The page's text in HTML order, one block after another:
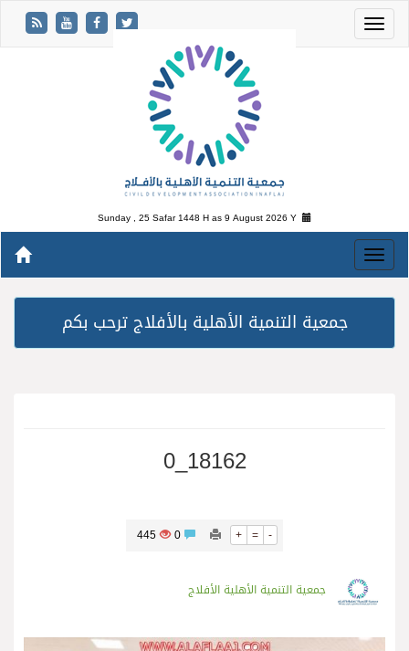
Sunday , 25 Safar 1448 H as9 August 2026 Y
جمعية التنمية الأهلية بالأفلاج ترحب بكم
18162_0
+ = -
445
جمعية التنمية الأهلية الأفلاج